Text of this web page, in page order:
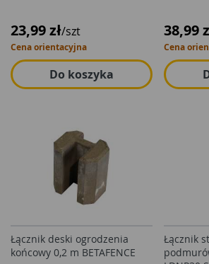
23,99 zł/szt
Cena orientacyjna
Do koszyka
38,99
Cena
Łącznik deski ogrodzenia
końcowy 0,2 m BETAFENCE
Łącznik